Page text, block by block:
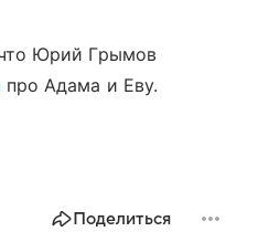
что Юрий Грымов
про Адама и Еву.
Поделиться